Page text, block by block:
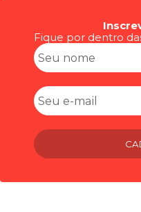
Fique por dentro